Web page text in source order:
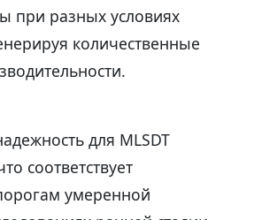
при разных условиях
количественные
для MLSDT
соответствует
умеренной